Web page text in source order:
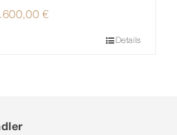
€
Details